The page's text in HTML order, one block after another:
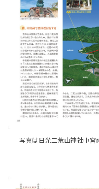
写真は日光二荒山神社中宮